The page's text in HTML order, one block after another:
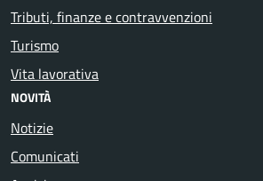
Tributi, finanze e contravvenzioni
Turismo
Vita lavorativa
NOVITÀ
Notizie
Comunicati